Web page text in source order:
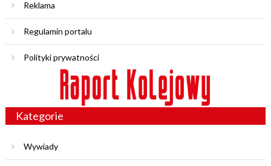
Reklama
Regulamin portalu
Polityki prywatności
Kategorie
Wywiady